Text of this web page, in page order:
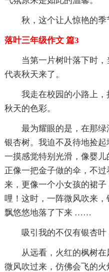
秋，这个让人惊艳的季
落叶三年级作文 篇3
当第一片树叶落下时
代表秋天来了。
我走在校园的小路上
秋天的色彩。
最为耀眼的是，在那
银杏树。我迫不及待地捡
一摸感觉特别光滑，像婴儿
正像一把金子做的伞，不
来，更像一个小女孩的裙
哩！这时，一阵微风吹来
飘悠悠地落了下来 ……
吸引我的不仅有银杏叶
从远看，火红的枫树
微风吹过来，仿佛会飞的